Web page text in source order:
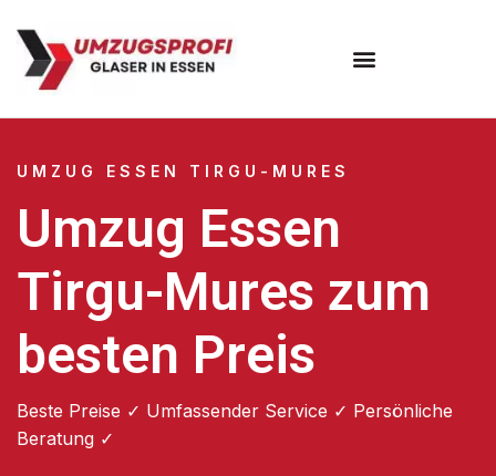
UMZUG ESSEN TIRGU-MURES
Umzug Essen
Tirgu-Mures zum
besten Preis
Beste Preise ✓ Umfassender Service ✓ Persönliche
Beratung ✓